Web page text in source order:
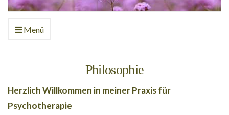
Menü
Philosophie
Herzlich Willkommen in meiner Praxis für
Psychotherapie